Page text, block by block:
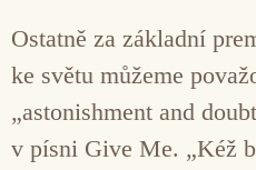
Ostatně za základní
ke světu můžeme
„astonishment and
v písni Give Me. „Kéž